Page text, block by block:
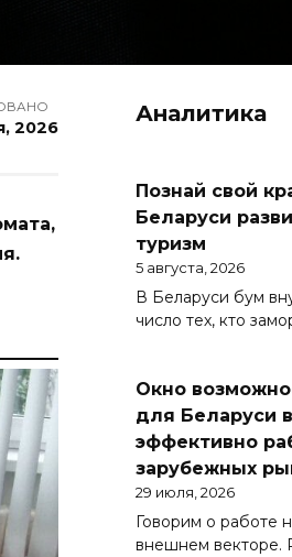
2026
Аналитика
Познай свой
Беларуси
туризм
5 августа, 2026
В Беларуси бум
число тех, кто
Окно
для Беларуси
эффективно
зарубежных
29 июля, 2026
Говорим о работе
внешнем векторе.